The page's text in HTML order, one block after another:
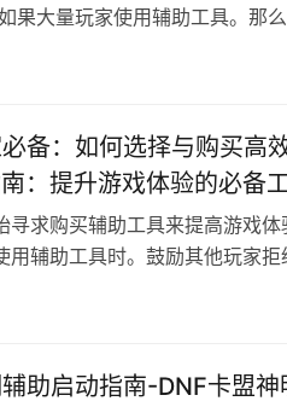
果大量玩家使用辅助工具。那
必备：如何选择与购买高
：提升游戏体验的必备
寻求购买辅助工具来提高游戏
用辅助工具时。鼓励其他玩家拒
助启动指南-DNF卡盟